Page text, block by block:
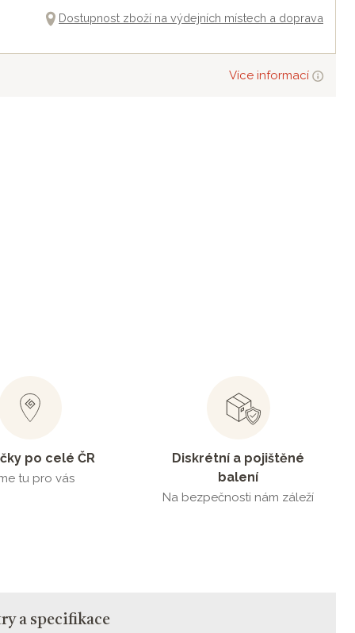
Dostupnost zboží na výdejních místech a doprava
Více informací
po celé ČR
tu pro vás
Diskrétní a pojištěné
balení
Na bezpečnosti nám záleží
a specifikace